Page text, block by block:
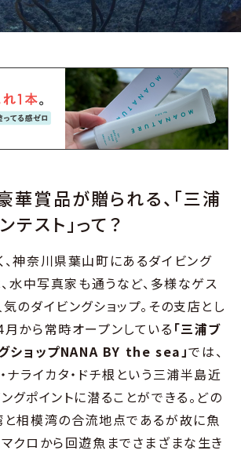
華賞品が贈られる、「三浦
テスト」って？
、神奈川県葉山町にあるダイビング
水中写真家も通うなど、多様なゲス
のダイビングショップ。その支店とし
から常時オープンしている 「三浦ブ
ショップNANA BY the sea」では、
ナライカタ・ドチ根という三浦半島近
グポイントに潜ることができる。どの
と相模湾の合流地点であるが故に魚
クロから回遊魚までさまざまな生き